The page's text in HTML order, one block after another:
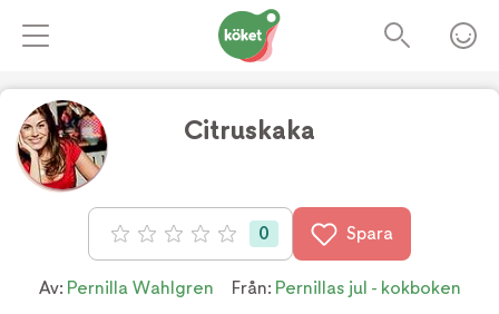
Citruskaka
Betyg: 0 av 5 0 Spara
Av: Pernilla Wahlgren Från: Pernillas jul - kokboken